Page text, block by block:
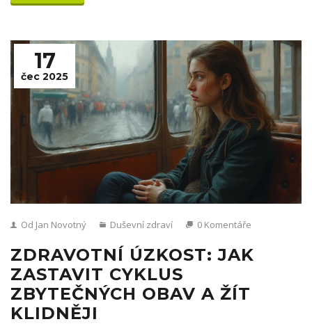
17
čec 2025
Od Jan Novotný Duševní zdraví 0 Komentáře
ZDRAVOTNÍ ÚZKOST: JAK
ZASTAVIT CYKLUS
ZBYTEČNÝCH OBAV A ŽÍT
KLIDNĚJI